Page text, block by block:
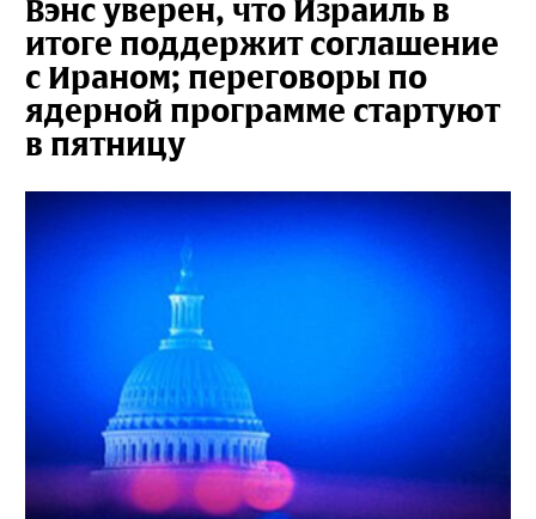
Вэнс уверен, что Израиль в
итоге поддержит соглашение
с Ираном; переговоры по
ядерной программе стартуют
в пятницу